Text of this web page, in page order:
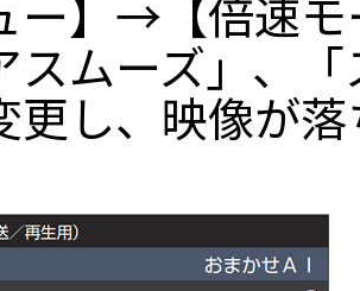
ー】→【倍速モ
スムーズ」、
更し、映像が